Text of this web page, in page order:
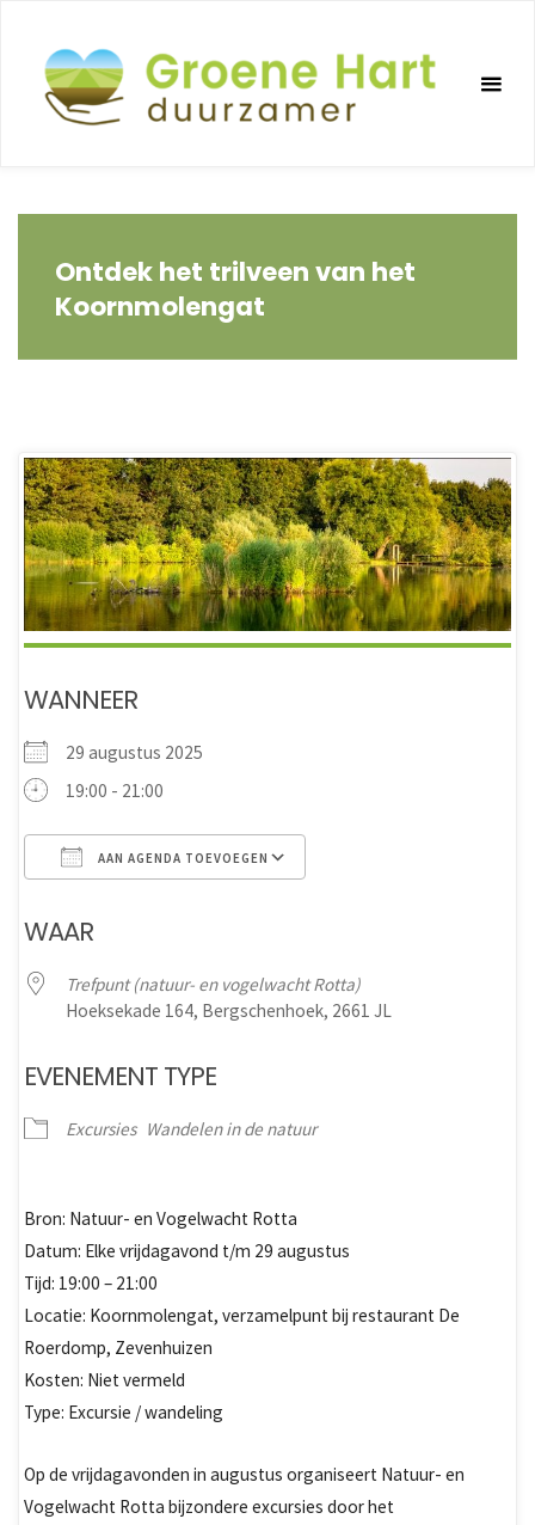
inhoud
Ontdek het trilveen van het
Koornmolengat
WANNEER
29 augustus 2025
19:00 - 21:00
AAN AGENDA TOEVOEGEN
WAAR
Trefpunt (natuur- en vogelwacht Rotta)
Hoeksekade 164, Bergschenhoek, 2661 JL
EVENEMENT TYPE
Excursies Wandelen in de natuur
Bron: Natuur- en Vogelwacht Rotta
Datum: Elke vrijdagavond t/m 29 augustus
Tijd: 19:00 – 21:00
Locatie: Koornmolengat, verzamelpunt bij restaurant De
Roerdomp, Zevenhuizen
Kosten: Niet vermeld
Type: Excursie / wandeling
Op de vrijdagavonden in augustus organiseert Natuur- en
Vogelwacht Rotta bijzondere excursies door het